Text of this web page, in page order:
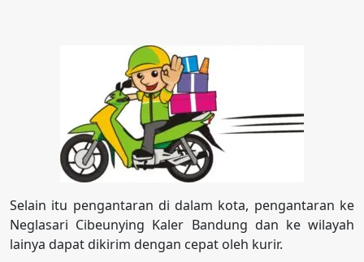
Selain itu pengantaran di dalam kota, pengantaran ke
Neglasari Cibeunying Kaler Bandung dan ke wilayah
lainya dapat dikirim dengan cepat oleh kurir.